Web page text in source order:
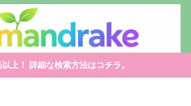
上！ 詳細な検索方法はコチラ。